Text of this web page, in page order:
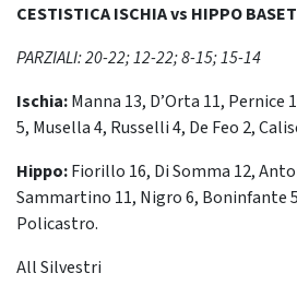
CESTISTICA ISCHIA vs HIPPO
PARZIALI: 20-22; 12-22; 8-15; 15-14
Ischia:Manna 13, D’Orta 11, Pernice
5, Musella 4, Russelli 4, De Feo 2,
Hippo:Fiorillo 16, Di Somma 12,
Sammartino 11, Nigro 6, Boninfante
Policastro.
All Silvestri